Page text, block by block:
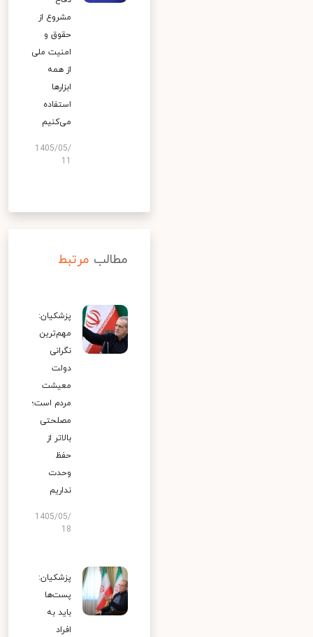
مشروع از
حقوق و
امنیت ملی
از همه
ابزارها
استفاده
می‌کنیم
1405/05/
مطالب مرتبط
پزشکیان:
مهم‌ترین
نگرانی
دولت
معیشت
مردم است؛
مصلحتی
بالاتر از
حفظ
وحدت
نداریم
1405/05/
18
پزشکیان:
پست‌ها
باید به
افراد